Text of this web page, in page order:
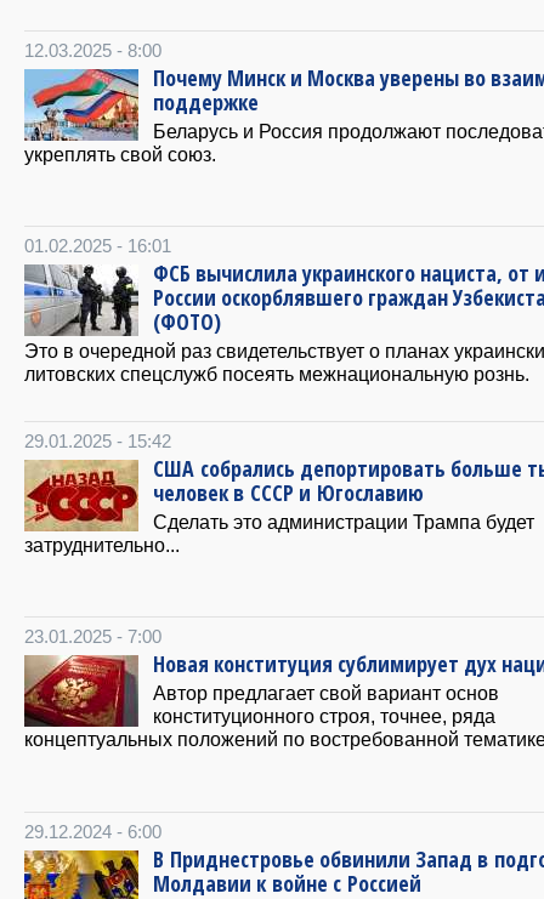
12.03.2025 - 8:00
Почему Минск и Москва уверены во
поддержке
Беларусь и Россия продолжают
укреплять свой союз.
01.02.2025 - 16:01
ФСБ вычислила украинского нациста, от
России оскорблявшего граждан
(ФОТО)
Это в очередной раз свидетельствует о планах
литовских спецслужб посеять межнациональную рознь.
29.01.2025 - 15:42
США собрались депортировать больше
человек в СССР и Югославию
Сделать это администрации Трампа будет
затруднительно...
23.01.2025 - 7:00
Новая конституция сублимирует дух
Автор предлагает свой вариант основ
конституционного строя, точнее, ряда
концептуальных положений по востребованной
29.12.2024 - 6:00
В Приднестровье обвинили Запад в
Молдавии к войне с Россией